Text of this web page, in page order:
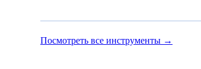
Посмотреть все инструменты →